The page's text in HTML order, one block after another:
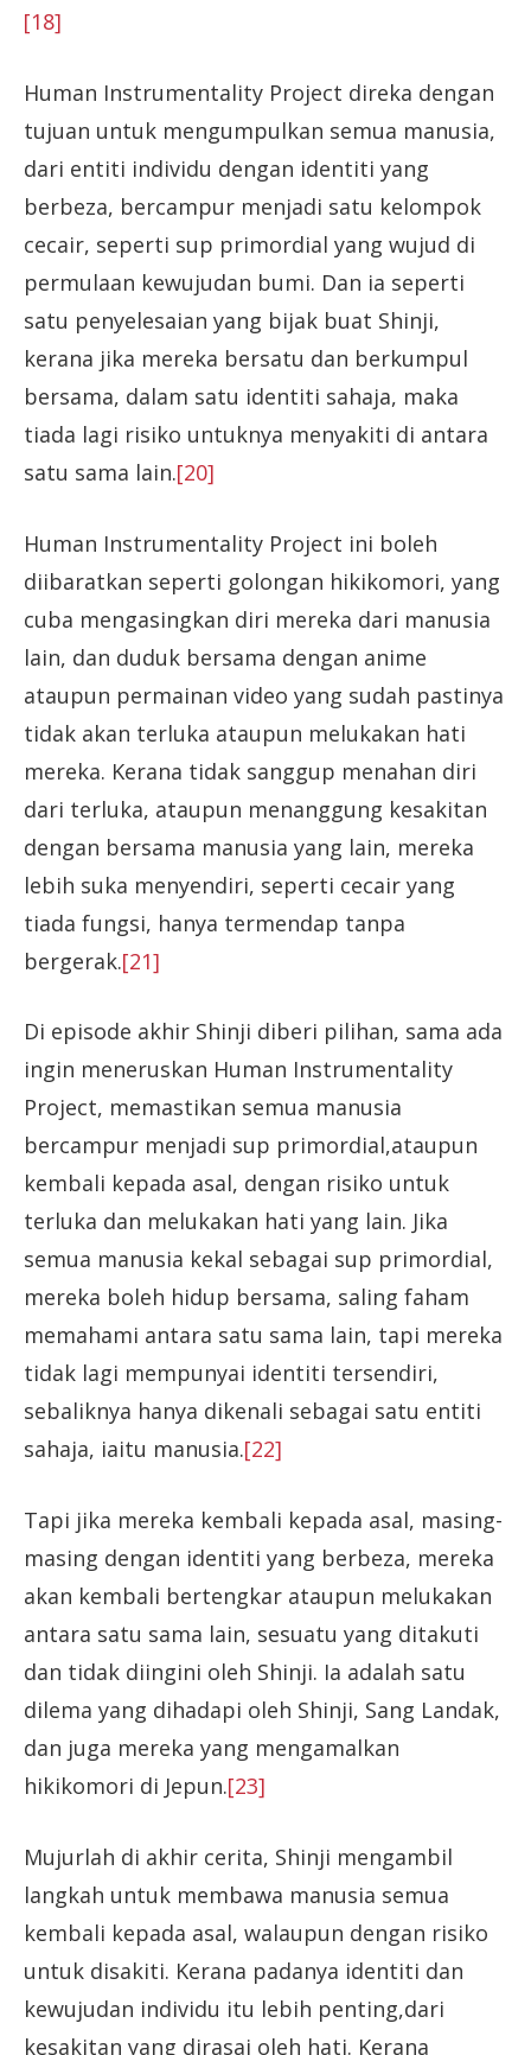
[18]
Human Instrumentality Project direka dengan
tujuan untuk mengumpulkan semua manusia,
dari entiti individu dengan identiti yang
berbeza, bercampur menjadi satu kelompok
cecair, seperti sup primordial yang wujud di
permulaan kewujudan bumi. Dan ia seperti
satu penyelesaian yang bijak buat Shinji,
kerana jika mereka bersatu dan berkumpul
bersama, dalam satu identiti sahaja, maka
tiada lagi risiko untuknya menyakiti di antara
satu sama lain.[20]
Human Instrumentality Project ini boleh
diibaratkan seperti golongan hikikomori, yang
cuba mengasingkan diri mereka dari manusia
lain, dan duduk bersama dengan anime
ataupun permainan video yang sudah pastinya
tidak akan terluka ataupun melukakan hati
mereka. Kerana tidak sanggup menahan diri
dari terluka, ataupun menanggung kesakitan
dengan bersama manusia yang lain, mereka
lebih suka menyendiri, seperti cecair yang
tiada fungsi, hanya termendap tanpa
bergerak.[21]
Di episode akhir Shinji diberi pilihan, sama ada
ingin meneruskan Human Instrumentality
Project, memastikan semua manusia
bercampur menjadi sup primordial,ataupun
kembali kepada asal, dengan risiko untuk
terluka dan melukakan hati yang lain. Jika
semua manusia kekal sebagai sup primordial,
mereka boleh hidup bersama, saling faham
memahami antara satu sama lain, tapi mereka
tidak lagi mempunyai identiti tersendiri,
sebaliknya hanya dikenali sebagai satu entiti
sahaja, iaitu manusia.[22]
Tapi jika mereka kembali kepada asal, masing-
masing dengan identiti yang berbeza, mereka
akan kembali bertengkar ataupun melukakan
antara satu sama lain, sesuatu yang ditakuti
dan tidak diingini oleh Shinji. Ia adalah satu
dilema yang dihadapi oleh Shinji, Sang Landak,
dan juga mereka yang mengamalkan
hikikomori di Jepun.[23]
Mujurlah di akhir cerita, Shinji mengambil
langkah untuk membawa manusia semua
kembali kepada asal, walaupun dengan risiko
untuk disakiti. Kerana padanya identiti dan
kewujudan individu itu lebih penting,dari
kesakitan yang dirasai oleh hati. Kerana